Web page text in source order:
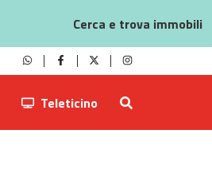
Cerca e trova immobili
Teleticino